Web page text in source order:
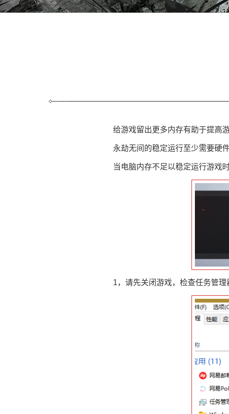
给游戏留出更多内存有助于提高游
永劫无间的稳定运行至少需要硬件
当电脑内存不足以稳定运行游戏时
1，请先关闭游戏，检查任务管理